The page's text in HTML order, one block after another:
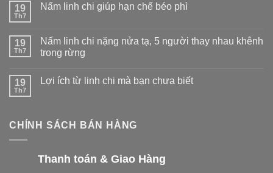
19
Th7
Nấm linh chi giúp hạn chế béo phì
19
Th7
Nấm linh chi nặng nửa tạ, 5 người thay nhau khênh
trong rừng
19
Th7
Lợi ích từ linh chi mà bạn chưa biết
CHÍNH SÁCH BÁN HÀNG
Thanh toán & Giao Hàng